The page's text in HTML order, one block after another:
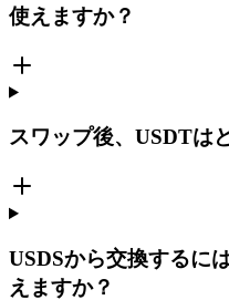
使えますか？
スワップ後、USDTは
USDSから交換するに
えますか？